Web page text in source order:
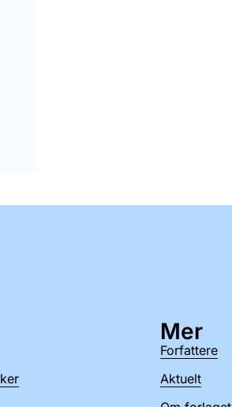
Mer
Forfattere
Aktuelt